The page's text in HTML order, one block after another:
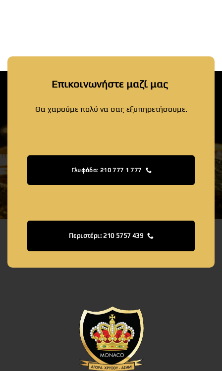
Επικοινωνήστε μαζί μας
Θα χαρούμε πολύ να σας εξυπηρετήσουμε.
Γλυφάδα: 210 777 1 777
Περιστέρι: 210 5757 439